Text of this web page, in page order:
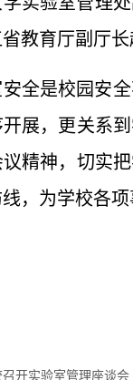
教育厅副厅
全是校园安
展，更关系
精神，切实
，为学校各项
召开实验室管理座谈